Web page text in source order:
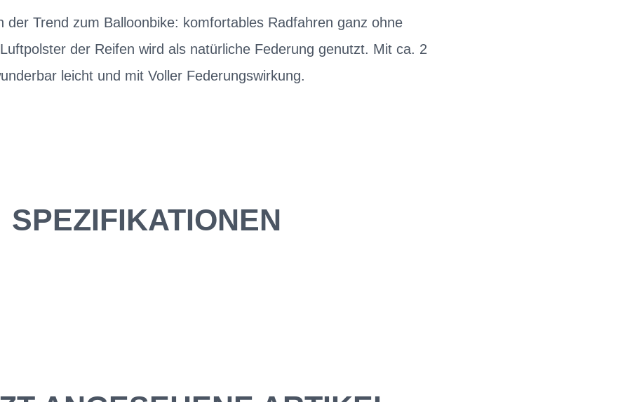
der Trend zum Balloonbike: komfortables Radfahren ganz ohne
der Reifen wird als natürliche Federung genutzt. Mit ca. 2
leicht und mit Voller Federungswirkung.
SPEZIFIKATIONEN